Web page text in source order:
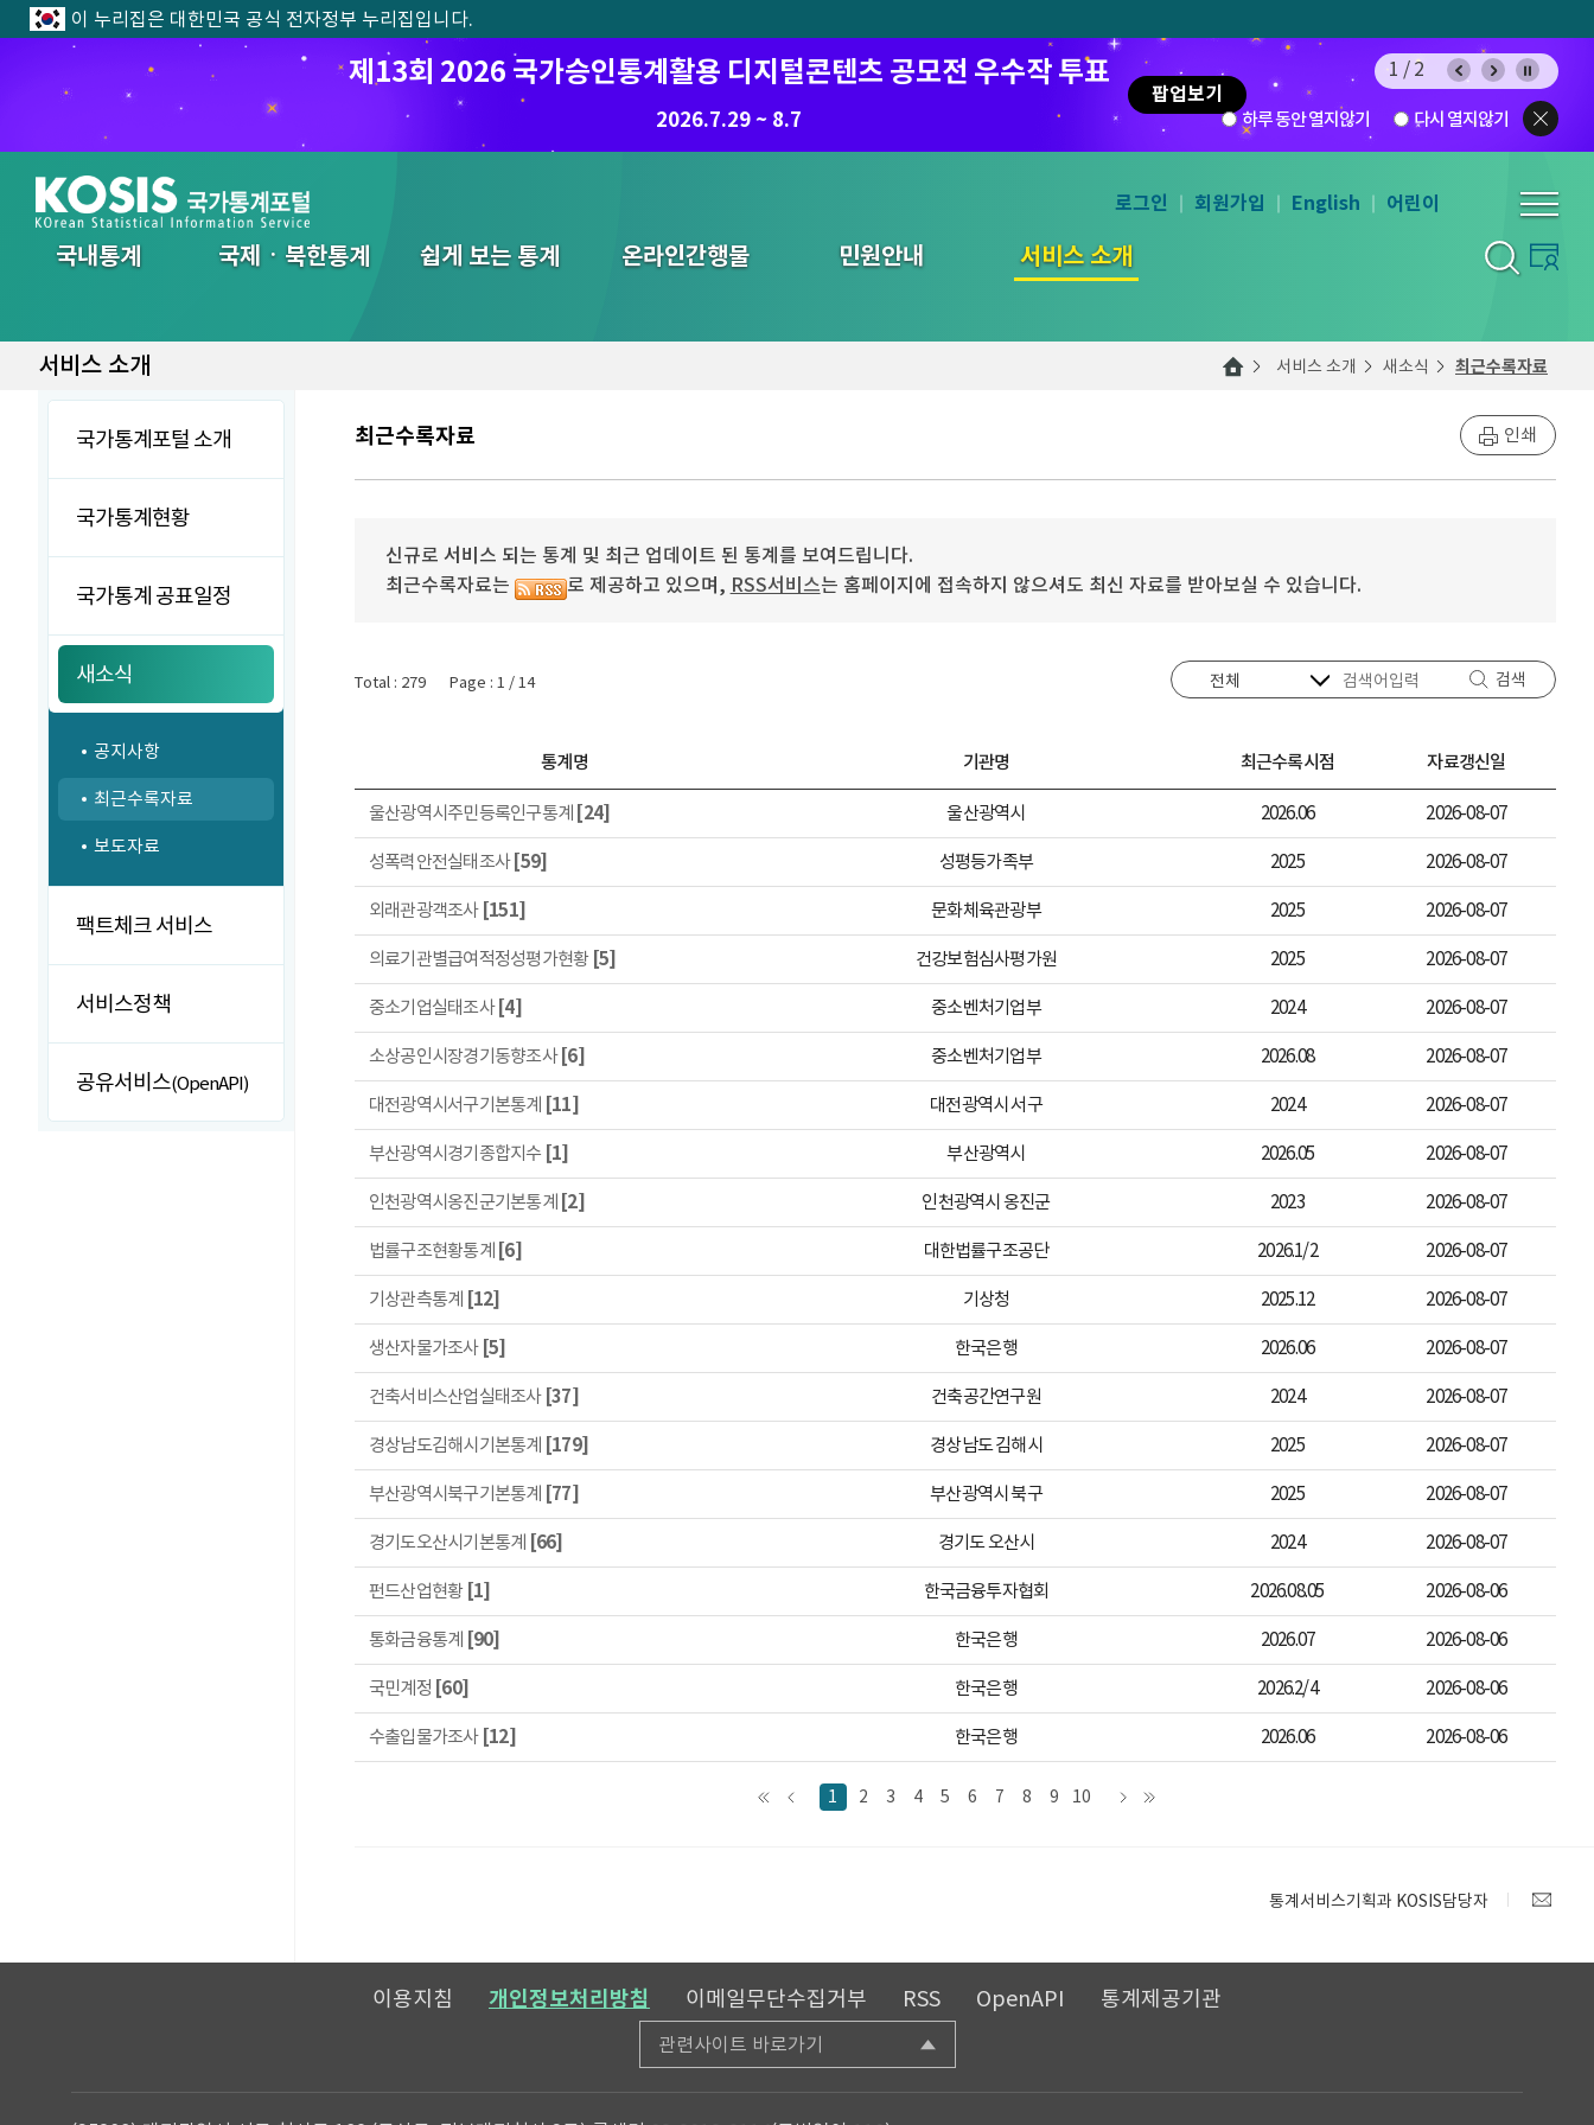
이 누리집은 대한민국 공식 전자정부 누리집입니다.
제13회 2026 국가승인통계활용 디지털콘텐츠 공모전 우수작 투표
2026.7.29 ~ 8.7
팝업보기
8.7.(금) ~ 8.21.(금)
2/2
하루 동안 열지않기 다시 열지않기
국내통계 국제ㆍ북한통계 쉽게 보는 통계 온라인간행물 민원안내 서비스 소개
통합검색
로그인 회원가입 English 어린이
서비스 소개 서비스 소개 새소식 최근수록자료
국가통계포털 소개
국가통계현황
국가통계 공표일정
새소식
공지사항
최근수록자료
보도자료
팩트체크 서비스
서비스정책
공유서비스(OpenAPI)
최근수록자료 인쇄
신규로 서비스 되는 통계 및 최근 업데이트 된 통계를 보여드립니다.
최근수록자료는
로 제공하고 있으며, RSS서비스는 홈페이지에 접속하지 않으셔도 최신 자료를 받아보실 수 있습니다.
Total : 279 Page : 1 / 14 검색
통계명 기관명 최근수록시점 자료갱신일
울산광역시주민등록인구통계 [24] 울산광역시 2026.06 2026-08-07
성폭력안전실태조사 [59] 성평등가족부 2025 2026-08-07
외래관광객조사 [151] 문화체육관광부 2025 2026-08-07
의료기관별급여적정성평가현황 [5] 건강보험심사평가원 2025 2026-08-07
중소기업실태조사 [4] 중소벤처기업부 2024 2026-08-07
소상공인시장경기동향조사 [6] 중소벤처기업부 2026.08 2026-08-07
대전광역시서구기본통계 [11] 대전광역시 서구 2024 2026-08-07
부산광역시경기종합지수 [1] 부산광역시 2026.05 2026-08-07
인천광역시옹진군기본통계 [2] 인천광역시 옹진군 2023 2026-08-07
법률구조현황통계 [6] 대한법률구조공단 2026.1/2 2026-08-07
기상관측통계 [12] 기상청 2025.12 2026-08-07
생산자물가조사 [5] 한국은행 2026.06 2026-08-07
건축서비스산업실태조사 [37] 건축공간연구원 2024 2026-08-07
경상남도김해시기본통계 [179] 경상남도 김해시 2025 2026-08-07
부산광역시북구기본통계 [77] 부산광역시 북구 2025 2026-08-07
경기도오산시기본통계 [66] 경기도 오산시 2024 2026-08-07
펀드산업현황 [1] 한국금융투자협회 2026.08.05 2026-08-06
통화금융통계 [90] 한국은행 2026.07 2026-08-06
국민계정 [60] 한국은행 2026.2/4 2026-08-06
수출입물가조사 [12] 한국은행 2026.06 2026-08-06
1 2 3 4 5 6 7 8 9 10
통계서비스기획과 KOSIS담당자
이용지침 개인정보처리방침 이메일무단수집거부 RSS OpenAPI 통계제공기관
관련사이트 바로가기